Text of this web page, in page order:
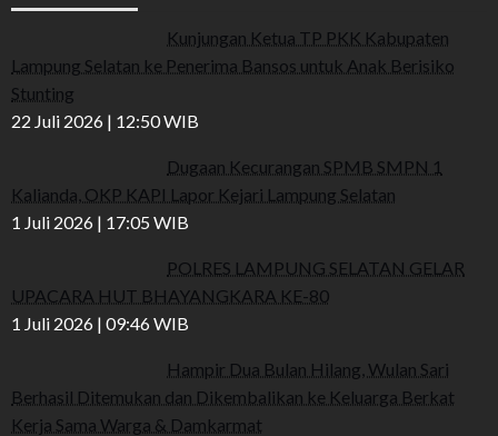
Kunjungan Ketua TP PKK Kabupaten
Lampung Selatan ke Penerima Bansos untuk Anak Berisiko
Stunting
22 Juli 2026 | 12:50 WIB
Dugaan Kecurangan SPMB SMPN 1
Kalianda, OKP KAPI Lapor Kejari Lampung Selatan
1 Juli 2026 | 17:05 WIB
POLRES LAMPUNG SELATAN GELAR
UPACARA HUT BHAYANGKARA KE-80
1 Juli 2026 | 09:46 WIB
Hampir Dua Bulan Hilang, Wulan Sari
Berhasil Ditemukan dan Dikembalikan ke Keluarga Berkat
Kerja Sama Warga & Damkarmat